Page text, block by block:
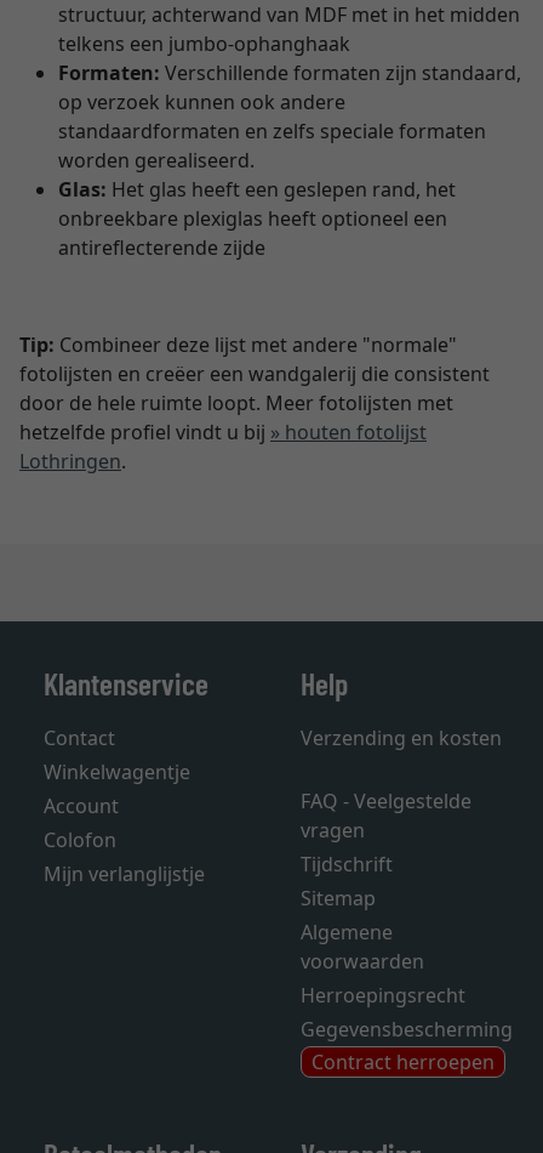
structuur, achterwand van MDF met in het midden
telkens een jumbo-ophanghaak
Formaten: Verschillende formaten zijn standaard,
op verzoek kunnen ook andere
standaardformaten en zelfs speciale formaten
worden gerealiseerd.
Glas: Het glas heeft een geslepen rand, het
onbreekbare plexiglas heeft optioneel een
antireflecterende zijde
Tip: Combineer deze lijst met andere "normale"
fotolijsten en creëer een wandgalerij die consistent
door de hele ruimte loopt. Meer fotolijsten met
hetzelfde profiel vindt u bij » houten fotolijst
Lothringen.
Klantenservice
Contact
Winkelwagentje
Account
Colofon
Mijn verlanglijstje
Help
Verzending en kosten
FAQ - Veelgestelde
vragen
Tijdschrift
Sitemap
Algemene
voorwaarden
Herroepingsrecht
Gegevensbescherming
Contract herroepen